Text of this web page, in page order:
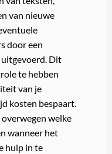
van nieuwe
door een
Dit
te hebben
van je
kosten bespaart.
welke
wanneer het
hulp in te